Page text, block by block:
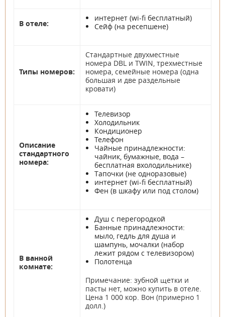
В отеле:
интернет (wi-fi бесплатный)
Сейф (на ресепшене)
Типы номеров:
Стандартные двухместные
номера DBL и TWIN, трехместные
номера, семейные номера (одна
большая и две раздельные
кровати)
Описание
стандартного
номера:
Телевизор
Холодильник
Кондиционер
Телефон
Чайные принадлежности:
чайник, бумажные, вода –
бесплатная вхолодильнике)
Тапочки (не одноразовые)
интернет (wi-fi бесплатный)
Фен (в шкафу или под столом)
В ванной
комнате:
Душ с перегородкой
Банные принадлежности:
мыло, гедль для душа и
шампунь, мочалки (набор
лежит рядом с телевизором)
Полотенца
Примечание: зубной щетки и
пасты нет, можно купить в отеле.
Цена 1 000 кор. Вон (примерно 1
долл.)